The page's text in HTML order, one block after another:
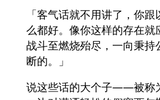
「客气话就不用讲了，你
么都好。像你这样的存在就
战斗至燃烧殆尽，一向秉持
断的。」
说这些话的大个子——被称